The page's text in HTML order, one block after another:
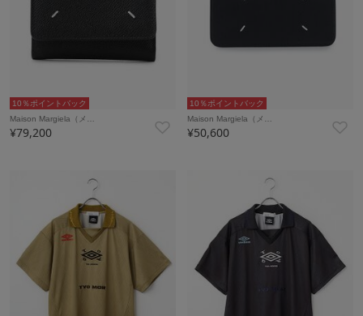
10％ポイントバック
Maison Margiela（メ…
¥79,200
10％ポイントバック
Maison Margiela（メ…
¥50,600